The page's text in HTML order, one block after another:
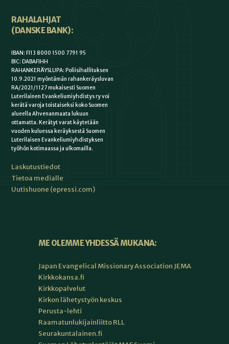
RAHALAHJAT
(DANSKE BANK):
IBAN: FI13 8000 1500 7791 95
BIC: DABAFIHH
RAHANKERÄYSLUPA: Poliisihallituksen
10.9.2021 myöntämän rahankeräysluvan
RA/2021/1127 mukaisesti Suomen
Luterilainen Evankeliumiyhdistys ry voi
kerätä varoja toistaiseksi koko Suomen
alueella Ahvenanmaata lukuun
ottamatta. Kerätyt varat käytetään
vuoden kuluessa keräyksestä Suomen
Luterilaisen Evankeliumiyhdistyksen
työhön kotimaassa ja ulkomailla.
Laskutustiedot
Tietoa medialle
Uutishuone (epressi.com)
ME OLEMME YHDESSÄ MUKANA:
Japan Evangelical Missionary Association JEMA
Kirkkokansa.fi
Kirkkopalvelut
Kirkon lähetystyön keskus
Perusta-lehti
Raamatunlukijainliitto RLL
Seurakuntalainen.fi